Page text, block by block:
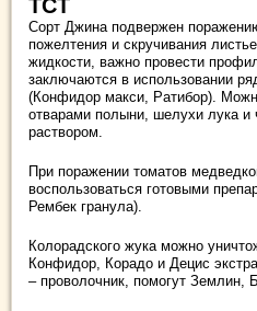
ТСТ
Сорт Джина подвержен
пожелтения и скручивания
жидкости, важно провести
заключаются в использовании
(Конфидор макси, Ратибор).
отварами полыни, шелухи лука
раствором.
При поражении томатов
воспользоваться готовыми
Рембек гранула).
Колорадского жука можно
Конфидор, Корадо и Децис
– проволочник, помогут Землин,